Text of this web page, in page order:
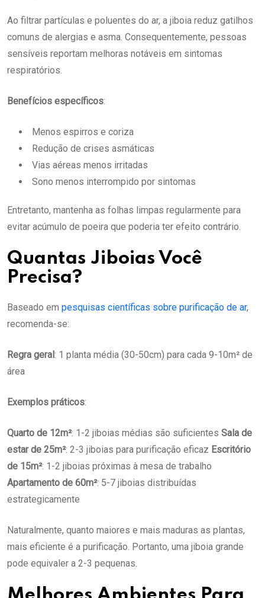
Ao filtrar partículas e poluentes do ar, a jiboia reduz gatilhos
comuns de alergias e asma. Consequentemente, pessoas
sensíveis reportam melhoras notáveis em sintomas
respiratórios.
Benefícios específicos:
Menos espirros e coriza
Redução de crises asmáticas
Vias aéreas menos irritadas
Sono menos interrompido por sintomas
Entretanto, mantenha as folhas limpas regularmente para
evitar acúmulo de poeira que poderia ter efeito contrário.
Quantas Jiboias Você
Precisa?
Baseado em pesquisas científicas sobre purificação de ar,
recomenda-se:
Regra geral: 1 planta média (30-50cm) para cada 9-10m² de
área
Exemplos práticos:
Quarto de 12m²: 1-2 jiboias médias são suficientes Sala de
estar de 25m²: 2-3 jiboias para purificação eficaz Escritório
de 15m²: 1-2 jiboias próximas à mesa de trabalho
Apartamento de 60m²: 5-7 jiboias distribuídas
estrategicamente
Naturalmente, quanto maiores e mais maduras as plantas,
mais eficiente é a purificação. Portanto, uma jiboia grande
pode equivaler a 2-3 pequenas.